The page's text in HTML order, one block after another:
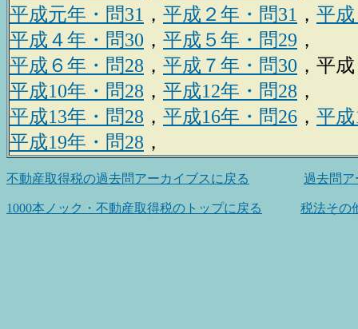
平成元年・問31 ， 平成２年・問31 ， 平
平成４年・問30 ， 平成５年・問29 ，
平成６年・問28 ， 平成７年・問30 ，平
平成10年・問28 ， 平成12年・問28 ，
平成13年・問28 ， 平成16年・問26 ， 平成
平成19年・問28 ，
不動産取得税の過去問アーカイブスに戻る 過去問ア
1000本ノック・不動産取得税のトップに戻る 税法その